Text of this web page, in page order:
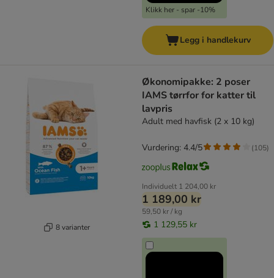
Klikk her - spar -10%
Legg i handlekurv
8 varianter
Økonomipakke: 2 poser
IAMS tørrfor for katter til
lavpris
Adult med havfisk (2 x 10 kg)
Individuelt 1 204,00 kr
1 189,00 kr
59,50 kr / kg
1 129,55 kr
Vurdering: 4.4/5 (105)